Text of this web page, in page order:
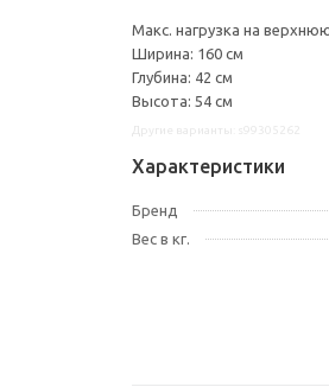
Макс. нагрузка на
Ширина: 160 см
Глубина: 42 см
Высота: 54 см
Характеристики
Бренд
Вес в кг.